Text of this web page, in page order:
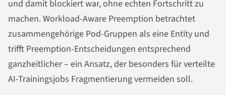
und damit blockiert war, ohne echten Fortschritt zu
machen. Workload-Aware Preemption betrachtet
zusammengehörige Pod-Gruppen als eine Entity und
trifft Preemption-Entscheidungen entsprechend
ganzheitlicher – ein Ansatz, der besonders für verteilte
AI-Trainingsjobs Fragmentierung vermeiden soll.